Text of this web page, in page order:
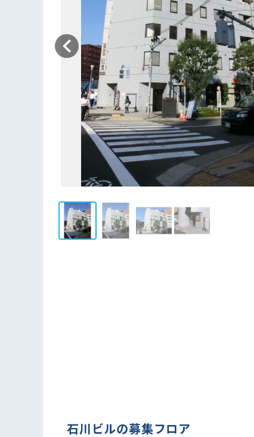
石川ビルの募集フロア